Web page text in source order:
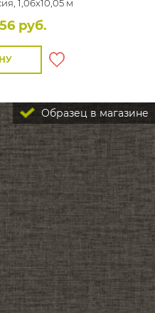
1,06x10,05 м
руб.
Образец в магазине